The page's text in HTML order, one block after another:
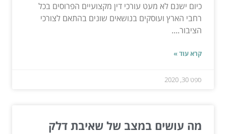
כיום ישנם לא מעט עורכי דין מקצועיים הפרוסים בכל
רחבי הארץ ועוסקים בנושאים שונים בהתאם לצורכי
הציבור....
קרא עוד »
ספט 30, 2020
מה עושים במצב של שאיבת דלק